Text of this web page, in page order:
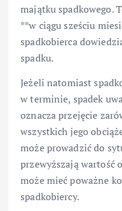
majątku spadkowego.
**w ciągu sześciu
spadkobierca
spadku.
Jeżeli natomiast
w terminie, spadek
oznacza przejęcie
wszystkich jego
może prowadzić do
przewyższają wartość
może mieć poważne
spadkobiercy.